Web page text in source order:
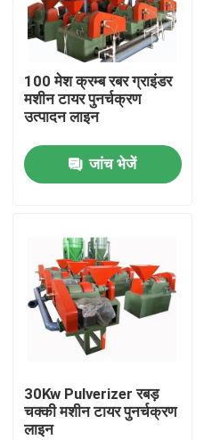
100 मेश क्रम्ब रबर ग्राइंडर
मशीन टायर पुनर्चक्रण
उत्पादन लाइन
जांच भेजें
30Kw Pulverizer रबड़
चक्की मशीन टायर पुनर्चक्रण
लाइन